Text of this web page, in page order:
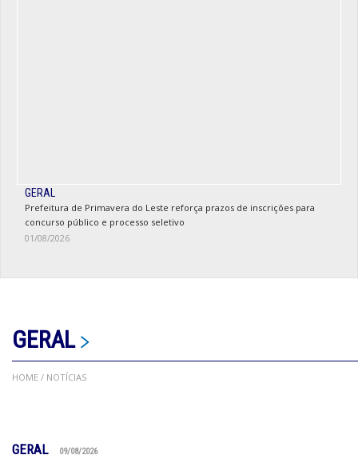
GERAL
Prefeitura de Primavera do Leste reforça prazos de inscrições para
concurso público e processo seletivo
01/08/2026
GERAL
HOME / NOTÍCIAS
GERAL 09/08/2026